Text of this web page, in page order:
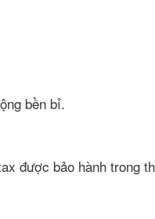
bền bỉ.
được bảo hành trong